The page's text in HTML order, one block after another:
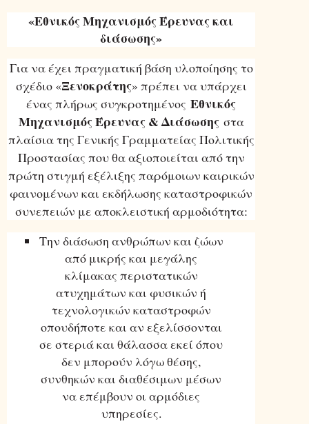
«Εθνικός Μηχανισμός Έρευνας και
διάσωσης»
Για να έχει πραγματική βάση υλοποίησης το
σχέδιο «Ξενοκράτης» πρέπει να υπάρχει
ένας πλήρως συγκροτημένος Εθνικός
Μηχανισμός Έρευνας & Διάσωσης στα
πλαίσια της Γενικής Γραμματείας Πολιτικής
Προστασίας που θα αξιοποιείται από την
πρώτη στιγμή εξέλιξης παρόμοιων καιρικών
φαινομένων και εκδήλωσης καταστροφικών
συνεπειών με αποκλειστική αρμοδιότητα:
Την διάσωση ανθρώπων και ζώων
από μικρής και μεγάλης
κλίμακας περιστατικών
ατυχημάτων και φυσικών ή
τεχνολογικών καταστροφών
οπουδήποτε και αν εξελίσσονται
σε στεριά και θάλασσα εκεί όπου
δεν μπορούν λόγω θέσης,
συνθηκών και διαθέσιμων μέσων
να επέμβουν οι αρμόδιες
υπηρεσίες.